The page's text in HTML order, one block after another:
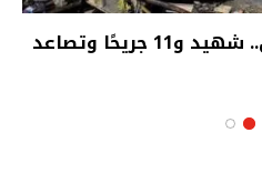
غارة إسرائيلية على تبنين.. شهيد و11 جريحًا وتصاعد